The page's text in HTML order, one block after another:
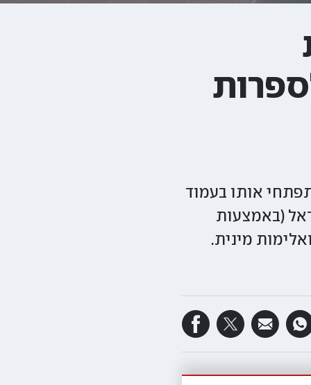
אותו בעמוד
(באמצעות
סקס ואלימות מינית.